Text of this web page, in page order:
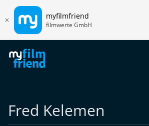
myfilmfriend
filmwerte GmbH
Fred Kelemen